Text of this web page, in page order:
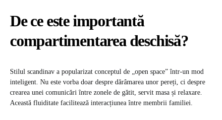
De ce este importantă
compartimentarea deschisă?
Stilul scandinav a popularizat conceptul de „open space” într-un mod
inteligent. Nu este vorba doar despre dărâmarea unor pereți, ci despre
crearea unei comunicări între zonele de gătit, servit masa și relaxare.
Această fluiditate facilitează interacțiunea între membrii familiei.